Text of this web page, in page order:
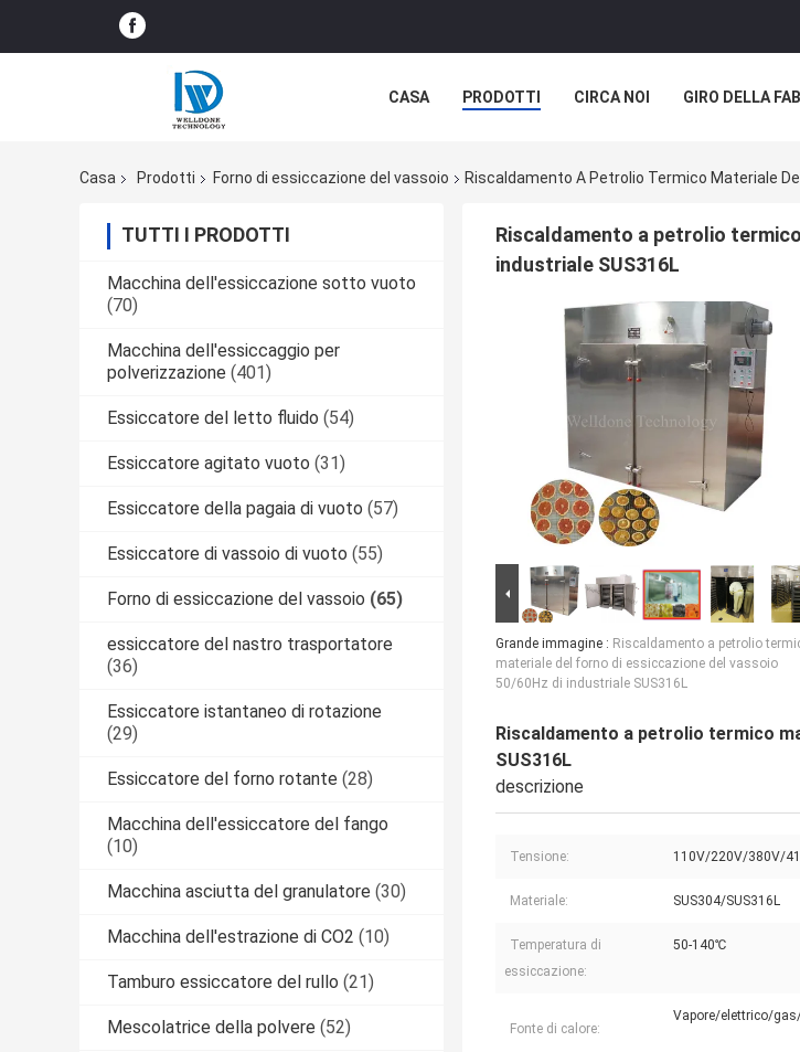
CASA PRODOTTI CIRCA NOI GIRO DELLA
Casa
Prodotti Forno di essiccazione del vassoio Riscaldamento A Petrolio Termico Materiale
TUTTI I PRODOTTI
Macchina dell'essiccazione sotto vuoto
(70)
Macchina dell'essiccaggio per
polverizzazione (401)
Essiccatore del letto fluido (54)
Essiccatore agitato vuoto (31)
Essiccatore della pagaia di vuoto (57)
Essiccatore di vassoio di vuoto (55)
Forno di essiccazione del vassoio (65)
essiccatore del nastro trasportatore
(36)
Essiccatore istantaneo di rotazione
(29)
Essiccatore del forno rotante (28)
Macchina dell'essiccatore del fango
(10)
Macchina asciutta del granulatore (30)
Macchina dell'estrazione di CO2 (10)
Tamburo essiccatore del rullo (21)
Mescolatrice della polvere (52)
Riscaldamento a petrolio
industriale SUS316L
Grande immagine : Riscaldamento a petrolio
materiale del forno di essiccazione del vassoio
50/60Hz di industriale SUS316L
Riscaldamento a petrolio termico
SUS316L
descrizione
Tensione: 110V/220V/380V/
Materiale: SUS304/SUS316L
Temperatura di
essiccazione:
50-140℃
Fonte di calore:
Vapore/elettrico/